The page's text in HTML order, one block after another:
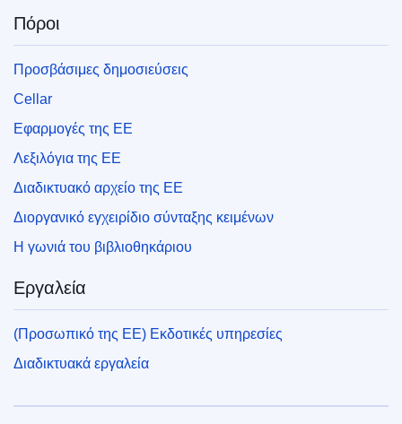
Πόροι
Προσβάσιμες δημοσιεύσεις
Cellar
Εφαρμογές της ΕΕ
Λεξιλόγια της ΕΕ
Διαδικτυακό αρχείο της ΕΕ
Διοργανικό εγχειρίδιο σύνταξης κειμένων
Η γωνιά του βιβλιοθηκάριου
Εργαλεία
(Προσωπικό της ΕΕ) Εκδοτικές υπηρεσίες
Διαδικτυακά εργαλεία